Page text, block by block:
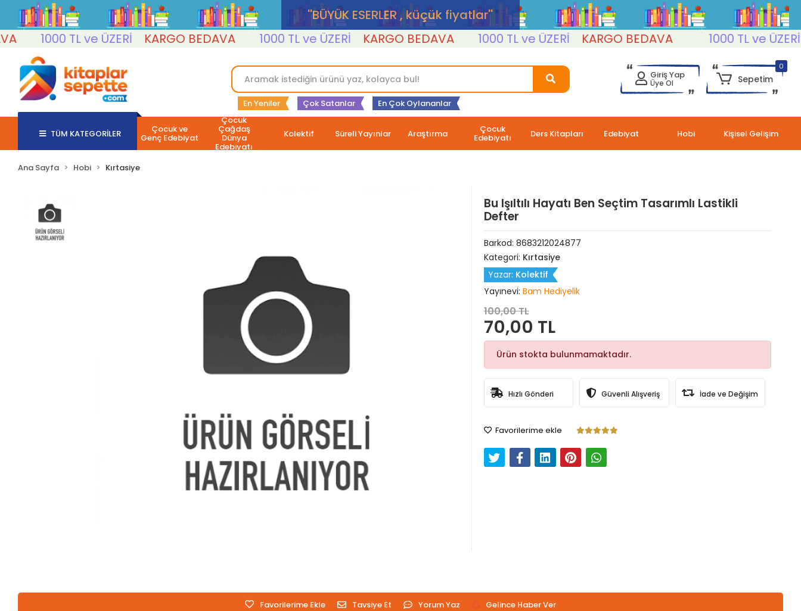
''BÜYÜK ESERLER , küçük fiyatlar''
1000 TL ve ÜZERİ
KARGO BEDAVA 1000 TL ve ÜZERİ KARGO BEDAVA 1000 TL ve ÜZERİ KARGO BEDAVA 1000 TL ve ÜZERİ
En Yeniler Çok Satanlar En Çok Oylananlar
Giriş Yap
Üye Ol
0
Sepetim
TÜM KATEGORİLER Çocuk ve
Genç Edebiyat
Çocuk
Çağdaş
Dünya
Edebiyatı
Kolektif Süreli Yayınlar Araştırma Çocuk
Edebiyatı Ders Kitapları Edebiyat Hobi Kişisel Gelişim
Ana Sayfa Hobi Kırtasiye
Bu Işıltılı Hayatı Ben Seçtim Tasarımlı Lastikli
Defter
Barkod: 8683212024877
Kategori: Kırtasiye
Yazar: Kolektif
Yayınevi: Bam Hediyelik
100,00 TL
70,00 TL
Ürün stokta bulunmamaktadır.
Hızlı Gönderi Güvenli Alışveriş İade ve Değişim
Favorilerime ekle
Favorilerime Ekle Tavsiye Et Yorum Yaz Gelince Haber Ver